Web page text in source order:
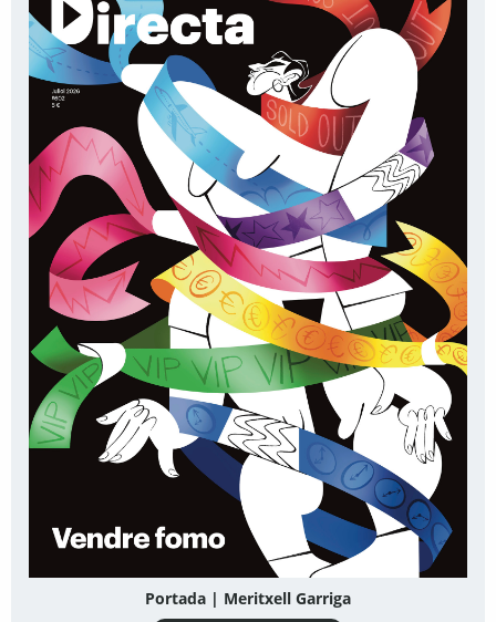
Portada | Meritxell Garriga